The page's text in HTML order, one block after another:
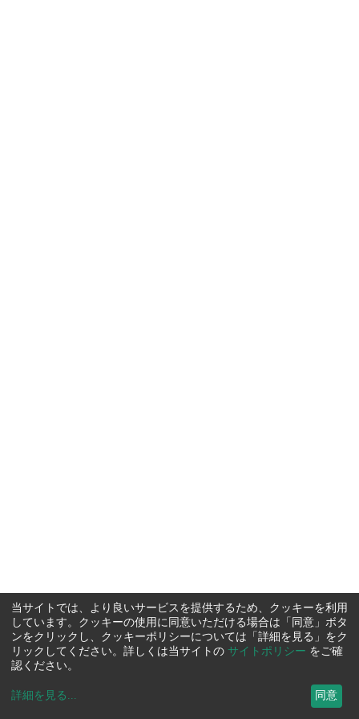
当サイトでは、より良いサービスを提供するため、クッキーを利用
しています。クッキーの使用に同意いただける場合は「同意」ボタ
ンをクリックし、クッキーポリシーについては「詳細を見る」をク
リックしてください。詳しくは当サイトの サイトポリシー をご確
認ください。
詳細を見る ... 同意